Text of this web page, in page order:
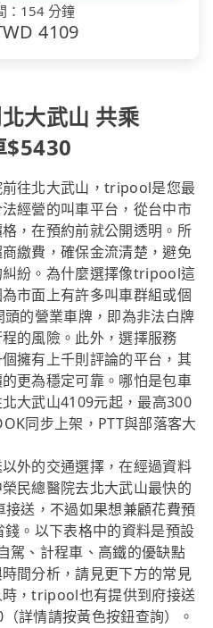
： 154 分鐘
4109
大武山 共乘
$5430
往北大武山，tripool是您最
經營的叫車平台，從台中市
，在預約前就公開透明。所
繳費，確保金流清楚，避免
紛。為什麼選擇像tripool這
市面上有許多叫車群組或個
的營業車牌，即為非法白牌
的風險。此外，選擇服務
擁有上千則評論的平台，其
更為穩定可靠。哪怕是包車
大武山4109元起，最高300
同步上架，PTT與部落客大
外的交通選擇，在經過資料
民總醫院去北大武山最快的
送，不過如果想兼顧花費預
。以下表格中的資料是預設
駕、計程車、高鐵的優缺點
間分析，請見更下方的常見
，tripool也有提供到府接送
詳情請按黃色按鈕查詢）。